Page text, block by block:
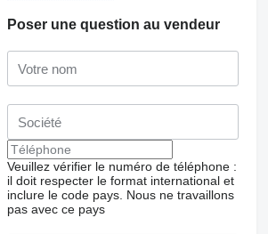
Poser une question au vendeur
Veuillez vérifier le numéro de téléphone :
il doit respecter le format international et
inclure le code pays. Nous ne travaillons
pas avec ce pays